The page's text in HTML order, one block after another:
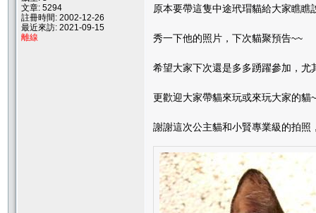
文章: 5294
註冊時間: 2002-12-26
最近來訪: 2021-09-15
離線
原本要帶這隻中途玳瑁貓給大家瞧瞧
秀一下他的照片，下次貓聚預告~~
希望大家下次還是多多踴躍參加，尤
更歡迎大家帶貓來玩或來玩大家的貓
謝謝這次公主貓和小賢專業級的拍照